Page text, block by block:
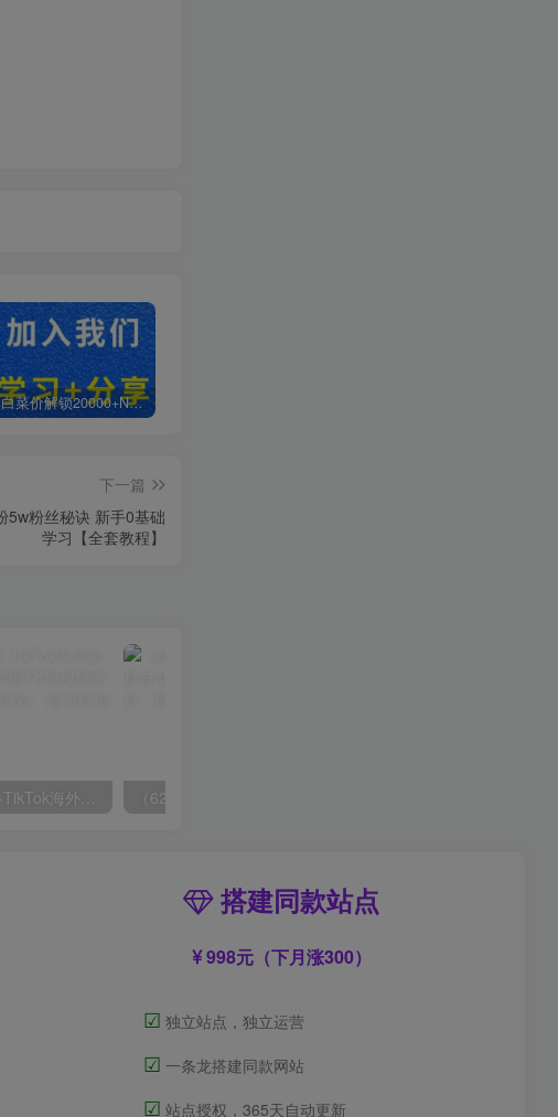
白菜价解锁20000+N个赚钱机会，加入超哥轻创社会员，全站资源免费学习。
下一篇
5w粉丝秘诀 新手0基础
学习【全套教程】
（6890期）2023-TikTok海外短视频带货特训营，掌握TK短视频带货变现全流程（60节课）
搭建同款站点
998元（下月涨300）
☑ 独立站点，独立运营
☑ 一条龙搭建同款网站
☑ 站点授权，365天自动更新